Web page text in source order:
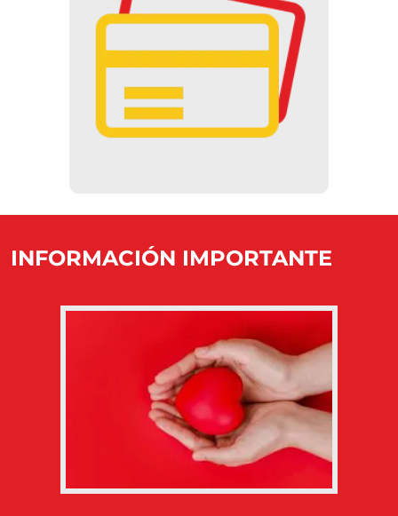
SIN EFECTIVO
Sólo se puede pagar con tarjeta de
crédito o con tarjeta SZÉP.
INFORMACIÓN IMPORTANTE